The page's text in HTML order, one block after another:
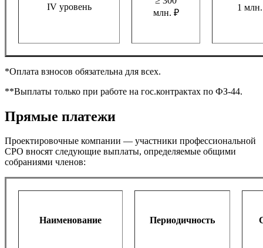
IV уровень
млн. ₽
1
*Оплата взносов обязательна для всех.
**Выплаты только при работе на гос.контрактах по ФЗ-44.
Прямые платежи
Проектировочные компании — участники профессиональной
СРО вносят следующие выплаты, определяемые общими
собраниями членов:
Наименование Периодичность